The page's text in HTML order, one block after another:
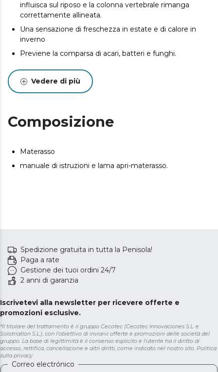
influisca sul riposo e la colonna vertebrale rimanga
correttamente allineata.
Una sensazione di freschezza in estate e di calore in
inverno
Previene la comparsa di acari, batteri e funghi.
Progettato e prodotto a Valencia
Potrebbero esserci lievi differenze tra il prodotto
mostrato e quello consegnato in termini di colore,
Vedere di più
Composizione
Materasso
manuale di istruzioni e lama apri-materasso.
Spedizione gratuita in tutta la Penisola!
Paga a rate
Gestione dei tuoi ordini 24/7
2 anni di garanzia
Iscrivetevi alla newsletter per ricevere offerte e
promozioni esclusive.
*Il titolare del trattamento è il gruppo Cecotec (Cecotec Innovaciones S.L. e
Solotriatlon S.L.), con l'obiettivo di inviarvi offerte e promozioni delle società del
gruppo. La base di legittimità è il consenso esplicito e l'utente ha il diritto di
accesso, rettifica, cancellazione e altri diritti, come indicato nel nostro sito. Politica
sulla privacy
Correo electrónico